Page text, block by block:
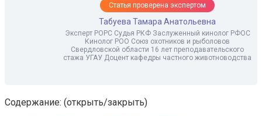
Статья проверена экспертом
Табуева Тамара Анатольевна
Эксперт РОРС Судья РКФ Заслуженный кинолог РФОС
Кинолог РОО Союз охотников и рыболовов
Свердловской области 16 лет преподавательского
стажа УГАУ Доцент кафедры частного животноводства
Содержание: (открыть/закрыть)